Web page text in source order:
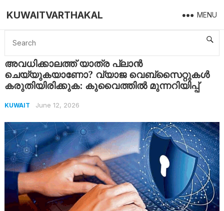
KUWAITVARTHAKAL MENU
Home Kuwait
അവധിക്കാലത്ത് യാത്ര പ്ലാൻ
ചെയ്യുകയാണോ? വ്യാജ വെബ്സൈറ്റുകൾ
കരുതിയിരിക്കുക: കുവൈത്തിൽ മുന്നറിയിപ്പ്
KUWAIT June 12, 2026